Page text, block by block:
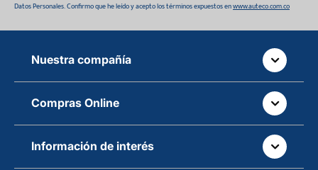
Datos Personales. Confirmo que he leído y acepto los términos expuestos enwww.auteco.com.co
Nuestra compañía
Quiénes somos
Auteco sostenible
Movilidad Segura
Compras Online
¿Dónde está tu pedido?
Información de interés